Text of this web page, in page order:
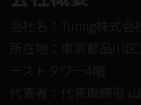
会社名：Turing株式会
所在地：東京都品川
ーストタワー4階
代表者：代表取締役